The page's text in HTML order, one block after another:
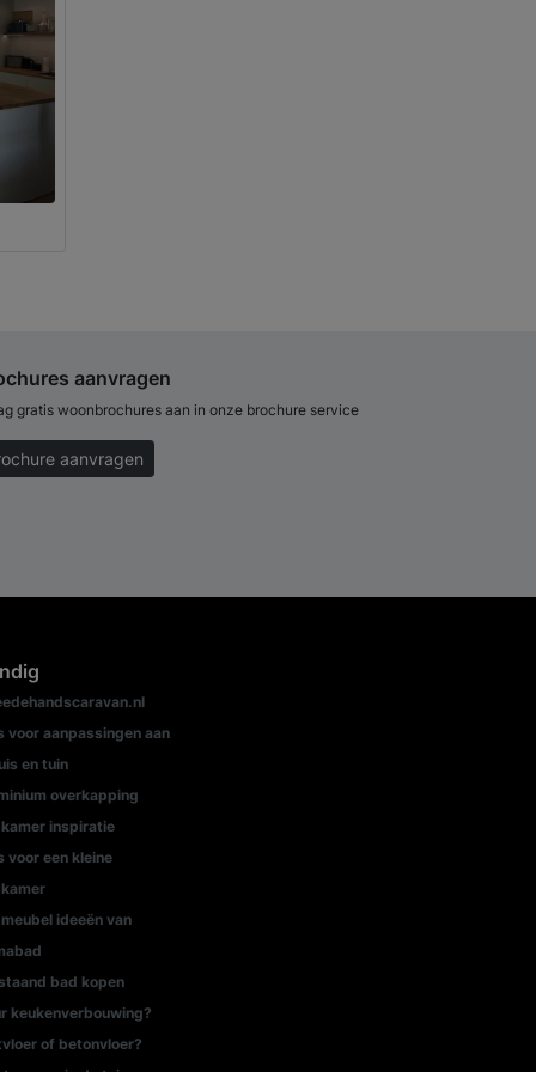
aanvragen
gratis woonbrochures aan in onze brochure service
aanvragen
voor aanpassingen aan
en tuin
overkapping
inspiratie
voor een kleine
ideeën van
bad kopen
keukenverbouwing?
of betonvloer?